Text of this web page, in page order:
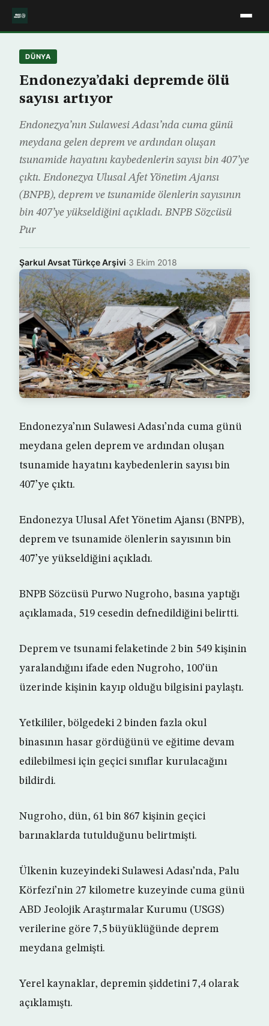
DÜNYA
Endonezya’daki depremde ölü
sayısı artıyor
Endonezya’nın Sulawesi Adası’nda cuma günü
meydana gelen deprem ve ardından oluşan
tsunamide hayatını kaybedenlerin sayısı bin 407’ye
çıktı. Endonezya Ulusal Afet Yönetim Ajansı
(BNPB), deprem ve tsunamide ölenlerin sayısının
bin 407’ye yükseldiğini açıkladı. BNPB Sözcüsü
Pur
Şarkul Avsat Türkçe Arşivi·3 Ekim 2018
Endonezya’nın Sulawesi Adası’nda cuma günü
meydana gelen deprem ve ardından oluşan
tsunamide hayatını kaybedenlerin sayısı bin
407’ye çıktı.
Endonezya Ulusal Afet Yönetim Ajansı (BNPB),
deprem ve tsunamide ölenlerin sayısının bin
407’ye yükseldiğini açıkladı.
BNPB Sözcüsü Purwo Nugroho, basına yaptığı
açıklamada, 519 cesedin defnedildiğini belirtti.
Deprem ve tsunami felaketinde 2 bin 549 kişinin
yaralandığını ifade eden Nugroho, 100’ün
üzerinde kişinin kayıp olduğu bilgisini paylaştı.
Yetkililer, bölgedeki 2 binden fazla okul
binasının hasar gördüğünü ve eğitime devam
edilebilmesi için geçici sınıflar kurulacağını
bildirdi.
Nugroho, dün, 61 bin 867 kişinin geçici
barınaklarda tutulduğunu belirtmişti.
Ülkenin kuzeyindeki Sulawesi Adası’nda, Palu
Körfezi’nin 27 kilometre kuzeyinde cuma günü
ABD Jeolojik Araştırmalar Kurumu (USGS)
verilerine göre 7,5 büyüklüğünde deprem
meydana gelmişti.
Yerel kaynaklar, depremin şiddetini 7,4 olarak
açıklamıştı.